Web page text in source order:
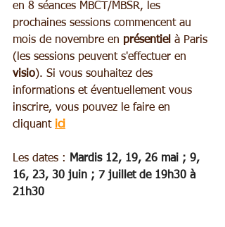
en 8 séances MBCT/MBSR, les
prochaines sessions commencent au
mois de novembre en présentiel à Paris
(les sessions peuvent s'effectuer en
visio). Si vous souhaitez des
informations et éventuellement vous
inscrire, vous pouvez le faire en
cliquant ici
Les dates :
Mardis 12, 19, 26 mai ; 9,
16, 23, 30 juin ; 7 juillet de 19h30 à
21h30